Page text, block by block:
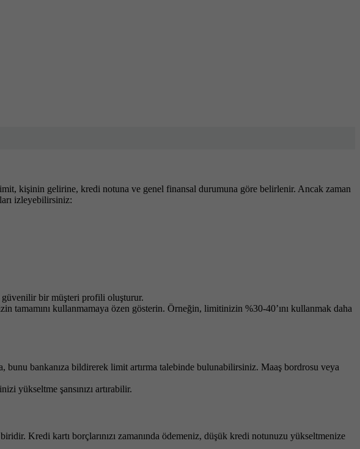
kişinin gelirine, kredi notuna ve genel finansal durumuna göre belirlenir. Ancak zaman
izleyebilirsiniz:
güvenilir bir müşteri profili oluşturur.
tamamını kullanmamaya özen gösterin. Örneğin, limitinizin %30-40’ını kullanmak daha
bankanıza bildirerek limit artırma talebinde bulunabilirsiniz. Maaş bordrosu veya
yükseltme şansınızı artırabilir.
Kredi kartı borçlarınızı zamanında ödemeniz, düşük kredi notunuzu yükseltmenize